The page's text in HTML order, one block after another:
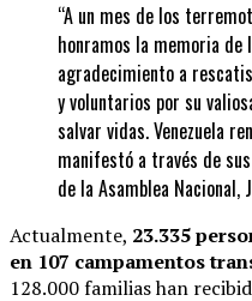
“A un mes de los
honramos la memoria
agradecimiento a
y voluntarios por su
salvar vidas. Venezuela
manifestó a través de
de la Asamblea Nacional,
Actualmente, 23.335
en 107 campamentos
128.000 familias han